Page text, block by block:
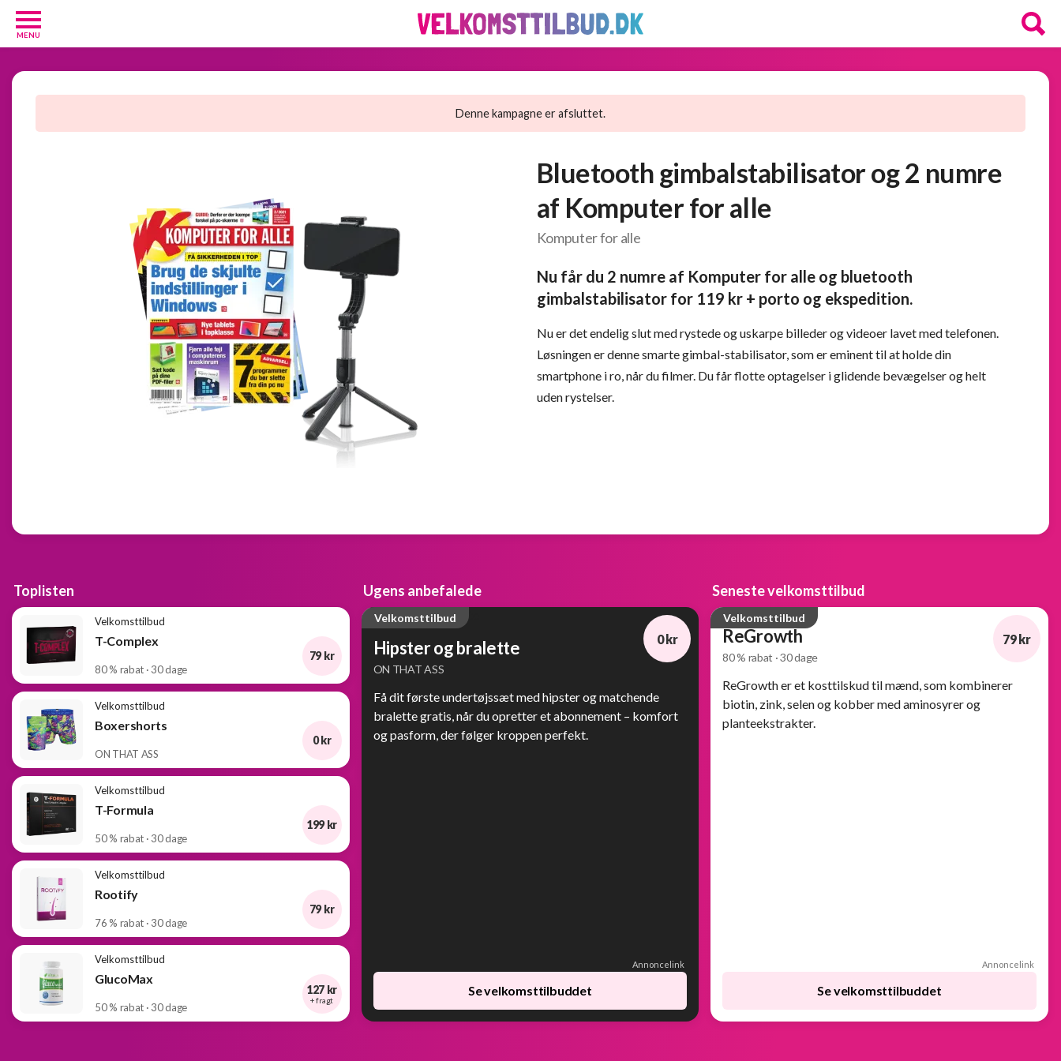
MENU
Denne kampagne er afsluttet.
Bluetooth gimbalstabilisator og 2 numre
af Komputer for alle
Komputer for alle
Nu får du 2 numre af Komputer for alle og bluetooth
gimbalstabilisator for 119 kr + porto og ekspedition.
Nu er det endelig slut med rystede og uskarpe billeder og videoer lavet med telefonen.
Løsningen er denne smarte gimbal-stabilisator, som er eminent til at holde din
smartphone i ro, når du filmer. Du får flotte optagelser i glidende bevægelser og helt
uden rystelser.
Toplisten
Velkomsttilbud
T-Complex
80 % rabat · 30 dage
79 kr
Velkomsttilbud
Boxershorts
ON THAT ASS
0 kr
Velkomsttilbud
T-Formula
50 % rabat · 30 dage
199 kr
Velkomsttilbud
Rootify
76 % rabat · 30 dage
79 kr
Velkomsttilbud
GlucoMax
50 % rabat · 30 dage
127 kr
+ fragt
Ugens anbefalede
Velkomsttilbud
Hipster og bralette
ON THAT ASS
0 kr
Få dit første undertøjssæt med hipster og matchende
bralette gratis, når du opretter et abonnement – komfort
og pasform, der følger kroppen perfekt.
Annoncelink
Se velkomsttilbuddet
Seneste velkomsttilbud
Velkomsttilbud
ReGrowth
80 % rabat · 30 dage
79 kr
ReGrowth er et kosttilskud til mænd, som kombinerer
biotin, zink, selen og kobber med aminosyrer og
planteekstrakter.
Annoncelink
Se velkomsttilbuddet
Kosttilskud
Underholdning